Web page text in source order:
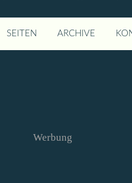
SEITEN ARCHIVE
Werbung